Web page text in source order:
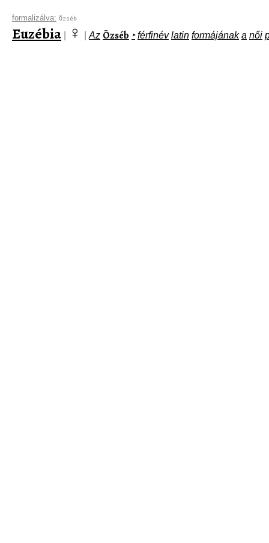
formalizálva: Özséb
Euzébia ♀ Az Özséb ‣ férfinév latin formájának a női